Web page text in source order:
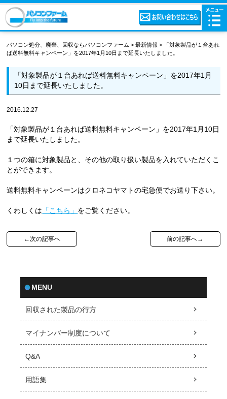
パソコン処分、廃棄、回収ならパソコンファーム>最新情報 >
「対象製品が１台あれ
ば送料無料キャンペーン」を2017年1月10日まで延長いたしました。
「対象製品が１台あれば送料無料キャンペーン」を2017年1月
10日まで延長いたしました。
2016.12.27
「対象製品が１台あれば送料無料キャンペーン」を2017年1月10日
まで延長いたしました。
１つの箱に対象製品と、その他の取り扱い製品を入れていただくこ
とができます。
送料無料キャンペーンはクロネコヤマトの宅急便でお送り下さい。
くわしくは 「こちら」 をご覧ください。
前の記事へ→
←次の記事へ
MENU
回収された製品の行方
マイナンバー制度について
Q&A
用語集